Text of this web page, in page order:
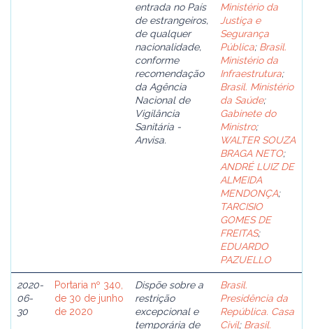
entrada no País
de estrangeiros,
de qualquer
nacionalidade,
conforme
recomendação
da Agência
Nacional de
Vigilância
Sanitária -
Anvisa.
Ministério da
Justiça e
Segurança
Pública; Brasil.
Ministério da
Infraestrutura;
Brasil. Ministério
da Saúde;
Gabinete do
Ministro;
WALTER SOUZA
BRAGA NETO;
ANDRÉ LUIZ DE
ALMEIDA
MENDONÇA;
TARCISIO
GOMES DE
FREITAS;
EDUARDO
PAZUELLO
2020-
06-
30
Portaria nº 340,
de 30 de junho
de 2020
Dispõe sobre a
restrição
excepcional e
temporária de
Brasil.
Presidência da
República. Casa
Civil; Brasil.